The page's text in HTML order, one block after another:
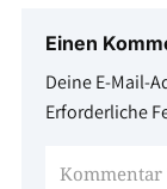
Einen
Deine E-Mail-
Erforderliche